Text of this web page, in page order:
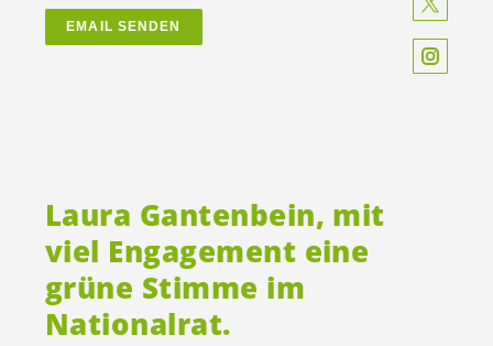
Laura Gantenbein, mit
viel Engagement eine
grüne Stimme im
Nationalrat.
EMAIL SENDEN